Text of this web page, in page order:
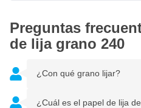
Preguntas
de lija grano 240
¿Con qué grano lijar?
¿Cuál es el papel de lija